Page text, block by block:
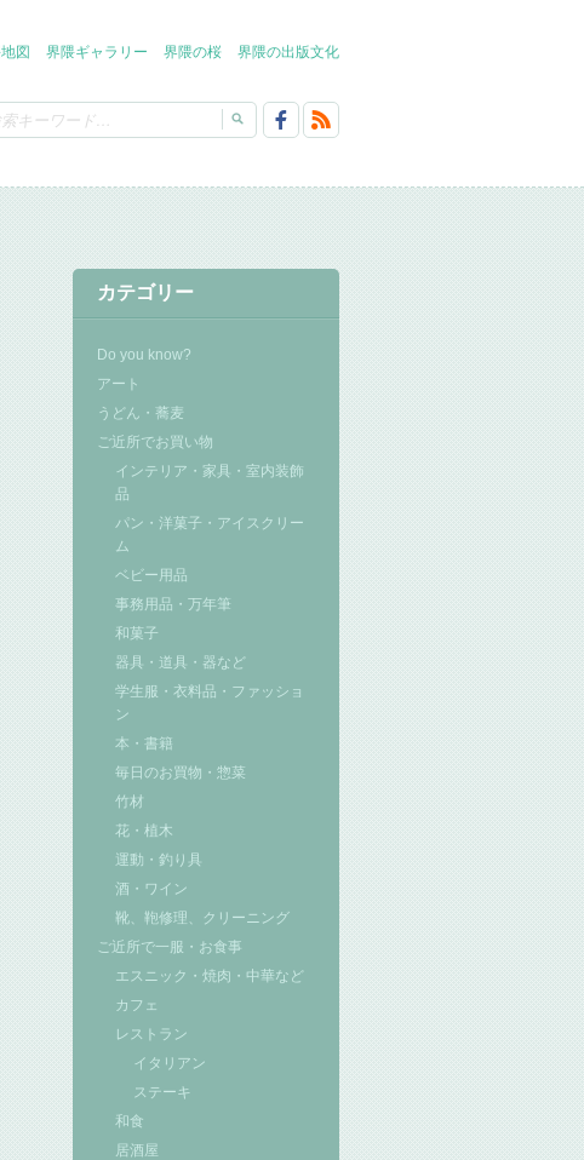
図 界隈ギャラリー 界隈の桜 界隈の出版文化
カテゴリー
Do you know?
アート
うどん・蕎麦
ご近所でお買い物
インテリア・家具・室内装飾
品
パン・洋菓子・アイスクリー
ム
ベビー用品
事務用品・万年筆
和菓子
器具・道具・器など
学生服・衣料品・ファッショ
ン
本・書籍
毎日のお買物・惣菜
竹材
花・植木
運動・釣り具
酒・ワイン
靴、鞄修理、クリーニング
ご近所で一服・お食事
エスニック・焼肉・中華など
カフェ
レストラン
イタリアン
ステーキ
和食
居酒屋